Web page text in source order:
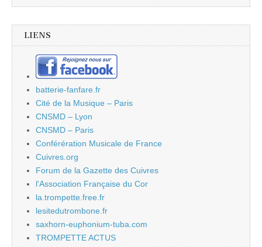
LIENS
batterie-fanfare.fr
Cité de la Musique – Paris
CNSMD – Lyon
CNSMD – Paris
Conférération Musicale de France
Cuivres.org
Forum de la Gazette des Cuivres
l'Association Française du Cor
la.trompette.free.fr
lesitedutrombone.fr
saxhorn-euphonium-tuba.com
TROMPETTE ACTUS